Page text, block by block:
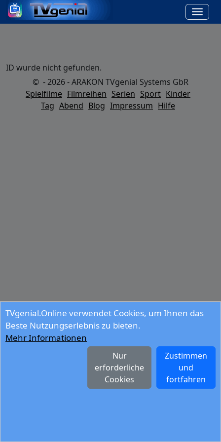
TVgenial.Online verwendet Cookies, um Ihnen das
Beste Nutzungserlebnis zu bieten.
Mehr Informationen
Zustimmen
und
fortfahren
Nur
erforderliche
Cookies
ID wurde nicht gefunden.
© - 2026 - ARAKON TVgenial Systems GbR
Spielfilme Filmreihen Serien Sport Kinder
Tag Abend Blog Impressum Hilfe